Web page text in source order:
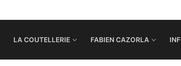
LA COUTELLERIE FABIEN CAZORLA